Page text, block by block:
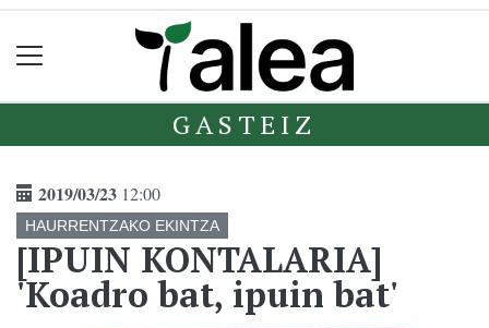
GASTEIZ
2019/03/23 12:00
HAURRENTZAKO EKINTZA
[IPUIN KONTALARIA]
'Koadro bat, ipuin bat'